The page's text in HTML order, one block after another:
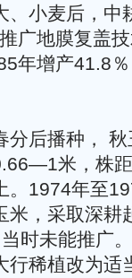
、小麦后，
广地膜复盖
年增产41.8
分后播种，
米，株
。1974年至
米，采取深耕
时未能推广
行稀植改为